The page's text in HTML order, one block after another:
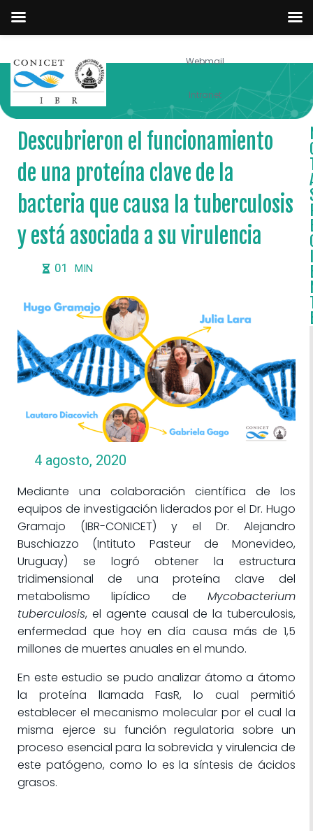
Webmail
Intranet
NOTICIAS
Descubrieron el funcionamiento
de una proteína clave de la
bacteria que causa la tuberculosis
y está asociada a su virulencia
01 MIN
4 agosto, 2020
Mediante una colaboración científica de los
equipos de investigación liderados por el Dr. Hugo
Gramajo (IBR-CONICET) y el Dr. Alejandro
Buschiazzo (Intituto Pasteur de Monevideo,
Uruguay) se logró obtener la estructura
tridimensional de una proteína clave del
metabolismo lipídico de Mycobacterium
tuberculosis, el agente causal de la tuberculosis,
enfermedad que hoy en día causa más de 1,5
millones de muertes anuales en el mundo.
En este estudio se pudo analizar átomo a átomo
la proteína llamada FasR, lo cual permitió
establecer el mecanismo molecular por el cual la
misma ejerce su función regulatoria sobre un
proceso esencial para la sobrevida y virulencia de
este patógeno, como lo es la síntesis de ácidos
grasos.